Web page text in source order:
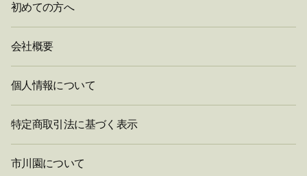
初めての方へ
会社概要
個人情報について
特定商取引法に基づく表示
市川園について